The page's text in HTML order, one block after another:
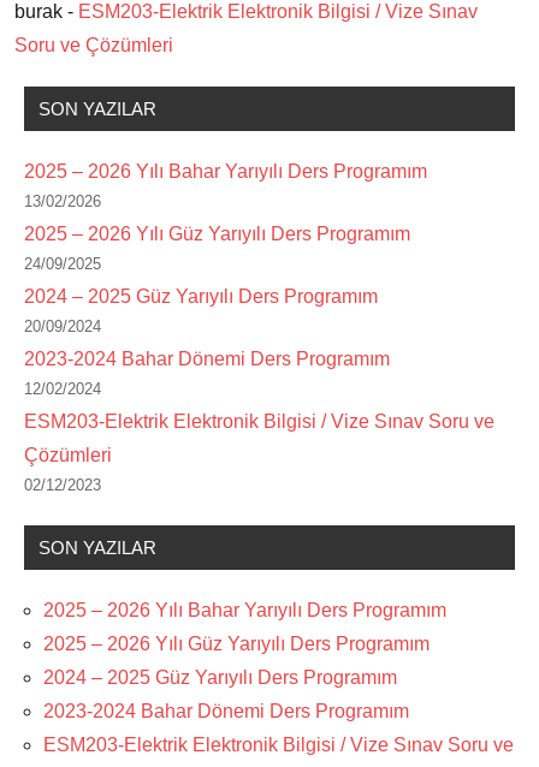
burak - ESM203-Elektrik Elektronik Bilgisi / Vize Sınav
Soru ve Çözümleri
SON YAZILAR
2025 – 2026 Yılı Bahar Yarıyılı Ders Programım
13/02/2026
2025 – 2026 Yılı Güz Yarıyılı Ders Programım
24/09/2025
2024 – 2025 Güz Yarıyılı Ders Programım
20/09/2024
2023-2024 Bahar Dönemi Ders Programım
12/02/2024
ESM203-Elektrik Elektronik Bilgisi / Vize Sınav Soru ve
Çözümleri
02/12/2023
SON YAZILAR
2025 – 2026 Yılı Bahar Yarıyılı Ders Programım
2025 – 2026 Yılı Güz Yarıyılı Ders Programım
2024 – 2025 Güz Yarıyılı Ders Programım
2023-2024 Bahar Dönemi Ders Programım
ESM203-Elektrik Elektronik Bilgisi / Vize Sınav Soru ve